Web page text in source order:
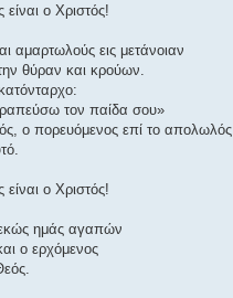
ο Χριστός!
αμαρτωλούς εις μετάνοιαν
θύραν και κρούων.
τον παίδα σου»
ο πορευόμενος επί το απολωλός
ο Χριστός!
ημάς αγαπών
ο ερχόμενος